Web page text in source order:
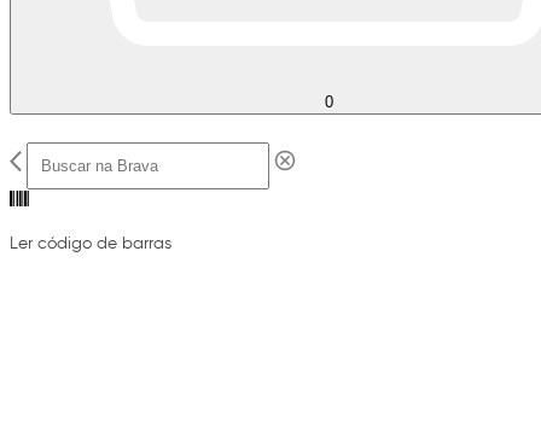
0
Ler código de barras